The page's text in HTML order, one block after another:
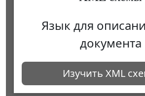
Язык для
документа
Изучить XML